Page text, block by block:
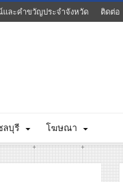
ละคำขวัญประจำจังหวัด ติดต่อ
ลบุรี โฆษณา